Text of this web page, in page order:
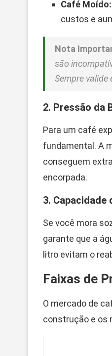
Café Moído:
custos e
Nota
são
Sempre
2. Pressão da
Para um café
fundamental. A
conseguem
encorpada.
3. Capacidade
Se você mora
garante que a
litro evitam o
Faixas de
O mercado de
construção e os